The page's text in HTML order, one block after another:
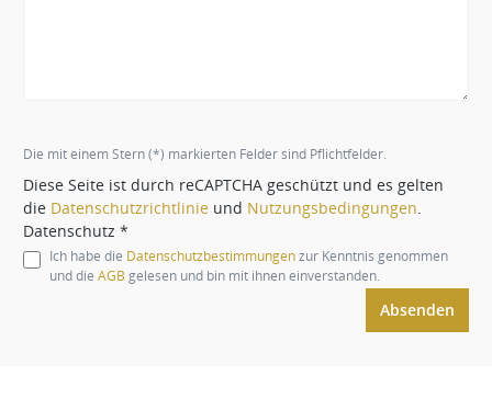
Die mit einem Stern (*) markierten Felder sind Pflichtfelder.
Diese Seite ist durch reCAPTCHA geschützt und es gelten
die Datenschutzrichtlinie und Nutzungsbedingungen
Datenschutz *
Ich habe die Datenschutzbestimmungenzur Kenntnis genommen
und die AGB gelesen und bin mit ihnen einverstanden.
Absenden